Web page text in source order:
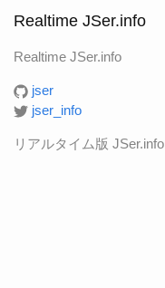
Realtime JSer.info
Realtime JSer.info
jser
jser_info
リアルタイム版 JSer.info